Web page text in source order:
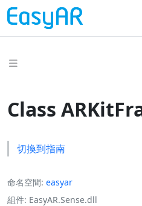
Class
切換到指南
命名空間 easyar
組件 EasyAR.Sense.dll